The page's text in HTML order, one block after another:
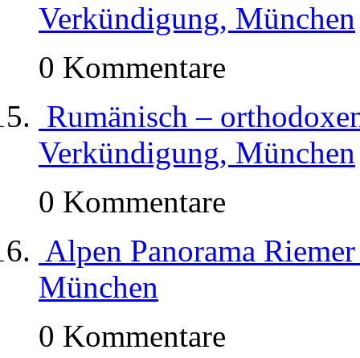
Verkündigung, München
0 Kommentare
Rumänisch –
Verkündigung, München
0 Kommentare
Alpen Panorama
München
0 Kommentare